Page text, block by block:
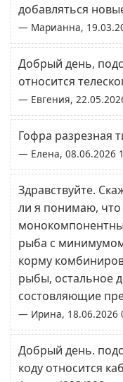
добавляться
— Марианна,
Добрый день,
относится
— Евгения,
Гофра разрезная
— Елена, 08.06.2026
Здравствуйте.
ли я понимаю, что
рыба с минимумом
корму
рыбы, остальное
состовляющие
— Ирина, 18.06.2026
Добрый день.
коду относится